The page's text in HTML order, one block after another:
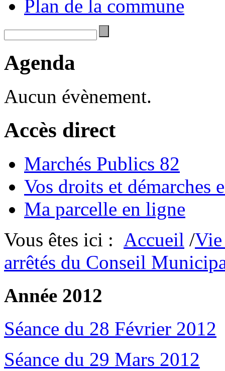
Plan de la commune
Agenda
Aucun évènement.
Accès direct
Marchés Publics 82
Vos droits et démarches
Ma parcelle en ligne
Vous êtes ici : Accueil /
arrêtés du Conseil
Année 2012
Séance du 28 Février 2012
Séance du 29 Mars 2012